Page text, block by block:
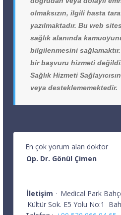
olmaksızın, ilgili hasta
yazılmaktadır. Bu web
sağlık alanında
bilgilenmesini
bir başvuru hizmeti
Sağlık Hizmeti
veya desteklememektedir.
En çok yorum alan doktor
Op. Dr. Gönül Çimen
İletişim · Medical Park
Kültür Sok. E5 Yolu No:1